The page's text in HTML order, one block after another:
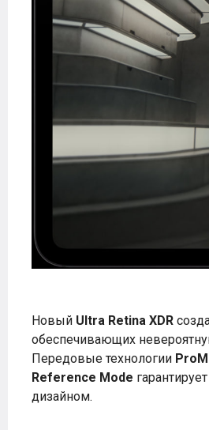
Новый Ultra Retina XDR
обеспечивающих
Передовые технологии
Reference Mode
дизайном.